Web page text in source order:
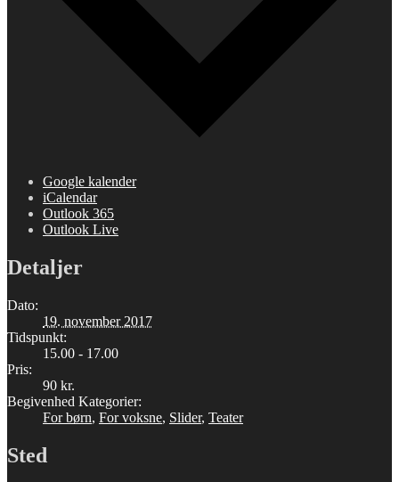
Google kalender
iCalendar
Outlook 365
Outlook Live
Detaljer
Dato:
19. november 2017
Tidspunkt:
15.00 - 17.00
Pris:
90 kr.
Begivenhed Kategorier:
For børn, For voksne, Slider, Teater
Sted